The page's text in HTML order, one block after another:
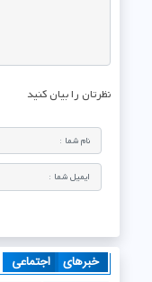
نظرتان را بیان کنید
خبرهای اجتماعی